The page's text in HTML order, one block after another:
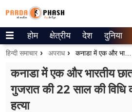
Trending on Google News
वेब स्टोरीज
उत्तर प्रदेश
होम क्षेत्रीय देश दुनिया
हिन्दी समाचार अपराध कनाडा में एक और भारतीय छात्रा कस ​कत्ल: गुजरात की 22 साल की विधि की चाकू मारकर हत्या
कनाडा में एक और भारतीय
गुजरात की 22 साल की विधि
हत्या